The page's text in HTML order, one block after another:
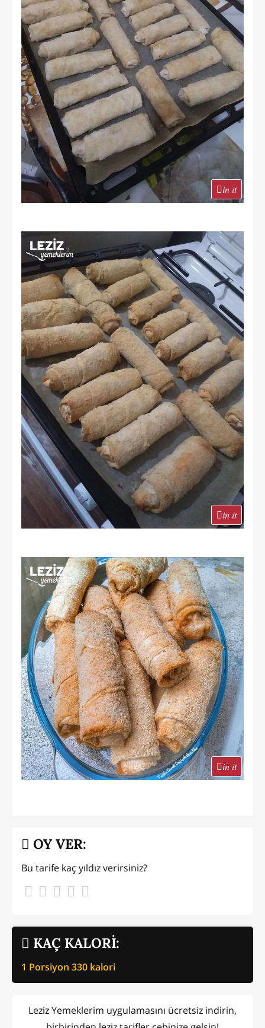
in it
in it
in it
KAÇ KALORİ:
1 Porsiyon 330 kalori
OY VER:
Bu tarife kaç yıldız verirsiniz?
Leziz Yemeklerim uygulamasını ücretsiz indirin,